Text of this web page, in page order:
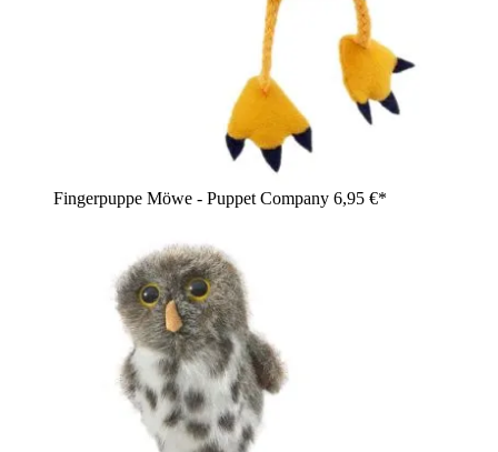
Fingerpuppe Möwe - Puppet Company 6,95 €*